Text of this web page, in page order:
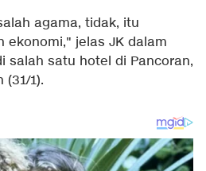
agama, tidak, itu
ekonomi," jelas JK dalam
salah satu hotel di Pancoran,
1).